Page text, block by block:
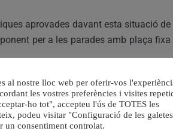
aprovades davant esta situació de
per a les parades amb plaça fixa
RELACIONAT
al nostre lloc web per oferir-vos
les vostres preferències i visites
ho tot", accepteu l'ús de TOTES les
podeu visitar "Configuració de les
un consentiment controlat.